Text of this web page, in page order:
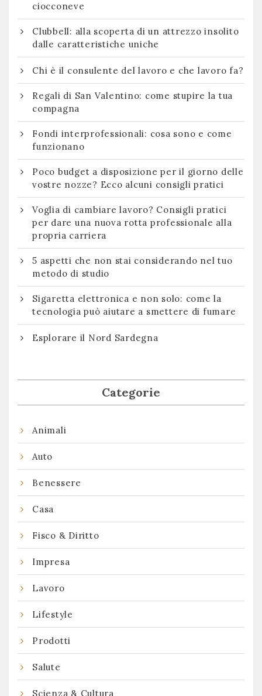
ciocconeve
Clubbell: alla scoperta di un attrezzo insolito
dalle caratteristiche uniche
Chi è il consulente del lavoro e che lavoro fa?
Regali di San Valentino: come stupire la tua
compagna
Fondi interprofessionali: cosa sono e come
funzionano
Poco budget a disposizione per il giorno delle
vostre nozze? Ecco alcuni consigli pratici
Voglia di cambiare lavoro? Consigli pratici
per dare una nuova rotta professionale alla
propria carriera
5 aspetti che non stai considerando nel tuo
metodo di studio
Sigaretta elettronica e non solo: come la
tecnologia può aiutare a smettere di fumare
Esplorare il Nord Sardegna
Categorie
Animali
Auto
Benessere
Casa
Fisco & Diritto
Impresa
Lavoro
Lifestyle
Prodotti
Salute
Scienza & Cultura